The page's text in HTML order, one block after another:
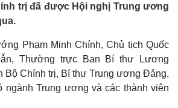
trị đã được Hội nghị Trung ương
Phạm Minh Chính, Chủ tịch Quốc
Thường trực Ban Bí thư Lương
Bộ Chính trị, Bí thư Trung ương Đảng,
ngành Trung ương và các thành viên